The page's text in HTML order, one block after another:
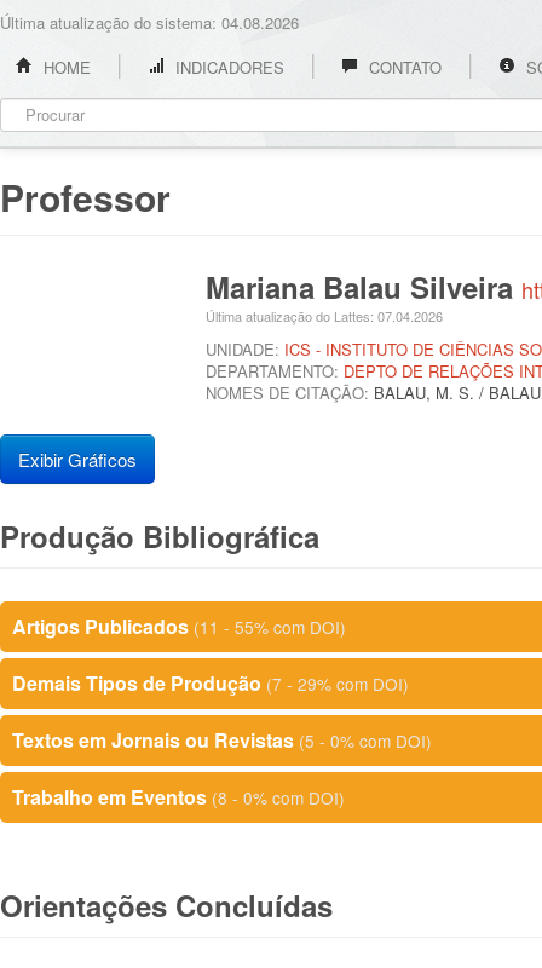
Última atualização do sistema: 04.08.2026
HOME
INDICADORES CONTATO
Professor
Mariana Balau Silveira
Última atualização do Lattes: 07.04.2026
UNIDADE: ICS - INSTITUTO DE CIÊNCIAS
DEPARTAMENTO: DEPTO DE RELAÇÕES
NOMES DE CITAÇÃO: BALAU, M. S. /
Exibir Gráficos
Produção Bibliográfica
Artigos Publicados (11 - 55% com DOI)
Demais Tipos de Produção (7 - 29% com DOI)
Textos em Jornais ou Revistas (5 - 0% com DOI)
Trabalho em Eventos (8 - 0% com DOI)
Orientações Concluídas